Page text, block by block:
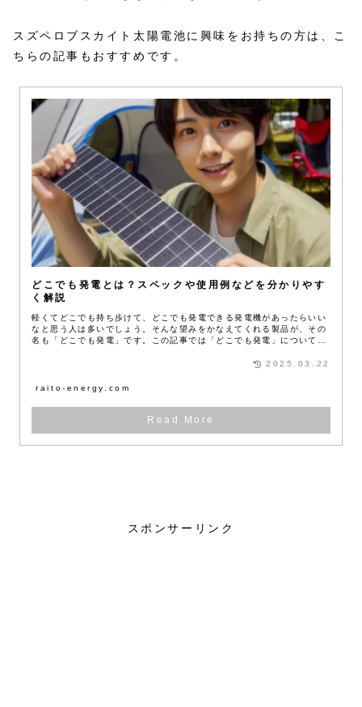
スズペロブスカイト太陽電池に興味をお持ちの方は、こ
ちらの記事もおすすめです。
どこでも発電とは？スペックや使用例などを分かりやす
く解説
軽くてどこでも持ち歩けて、どこでも発電できる発電機があったらいい
なと思う人は多いでしょう。そんな望みをかなえてくれる製品が、その
名も「どこでも発電」です。この記事では「どこでも発電」について、
raito-energy.com
2025.03.22
スポンサーリンク